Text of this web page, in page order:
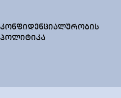
ᲙᲝᲜᲤᲘᲓᲔᲜᲪᲘᲐᲚᲣᲠᲝᲑᲘᲡ
ᲞᲝᲚᲘᲢᲘᲙᲐ